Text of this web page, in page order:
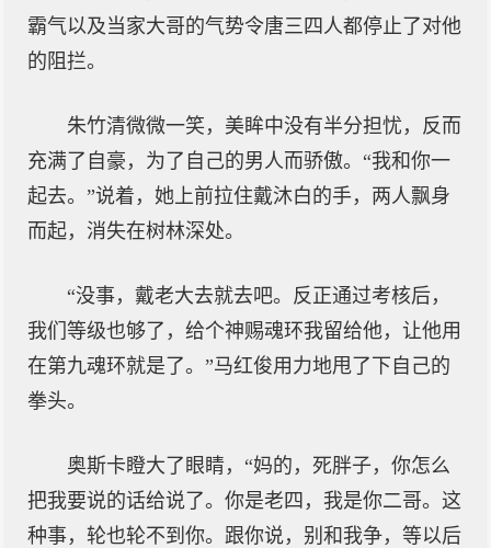
霸气以及当家大哥的气势令唐三四人都停止了对他
的阻拦。
朱竹清微微一笑，美眸中没有半分担忧，反而
充满了自豪，为了自己的男人而骄傲。“我和你一
起去。”说着，她上前拉住戴沐白的手，两人飘身
而起，消失在树林深处。
“没事，戴老大去就去吧。反正通过考核后，
我们等级也够了，给个神赐魂环我留给他，让他用
在第九魂环就是了。”马红俊用力地甩了下自己的
拳头。
奥斯卡瞪大了眼睛，“妈的，死胖子，你怎么
把我要说的话给说了。你是老四，我是你二哥。这
种事，轮也轮不到你。跟你说，别和我争，等以后